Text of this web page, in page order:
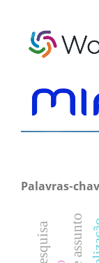
Palavras-
pesquisa